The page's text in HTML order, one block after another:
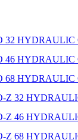
32 HYDRAULIC
46 HYDRAULIC
68 HYDRAULIC
Z 32
Z 46
Z 68